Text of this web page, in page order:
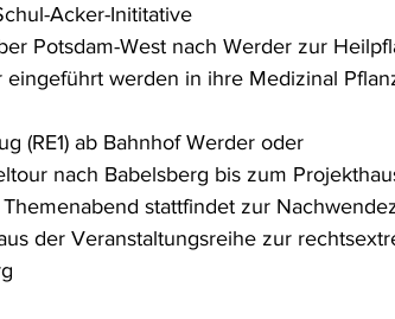
Acker-Inititative
Potsdam-West nach Werder zur
eingeführt werden in ihre Medizinal
(RE1) ab Bahnhof Werder oder
nach Babelsberg bis zum
stattfindet zur
der Veranstaltungsreihe zur